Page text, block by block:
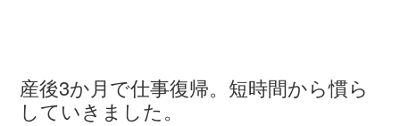
産後3か月で仕事復帰。短時間から慣ら
していきました。